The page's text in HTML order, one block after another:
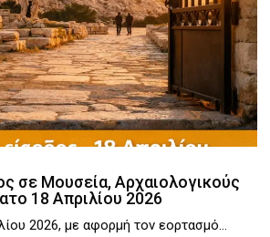
σε Μουσεία, Αρχαιολογικούς
18 Απριλίου 2026
2026, με αφορμή τον εορτασμό...